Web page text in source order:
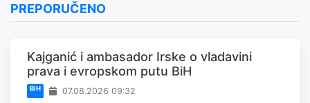
PREPORUČENO
Kajganić i ambasador Irske o vladavini
prava i evropskom putu BiH
BiH 07.08.2026 09:32